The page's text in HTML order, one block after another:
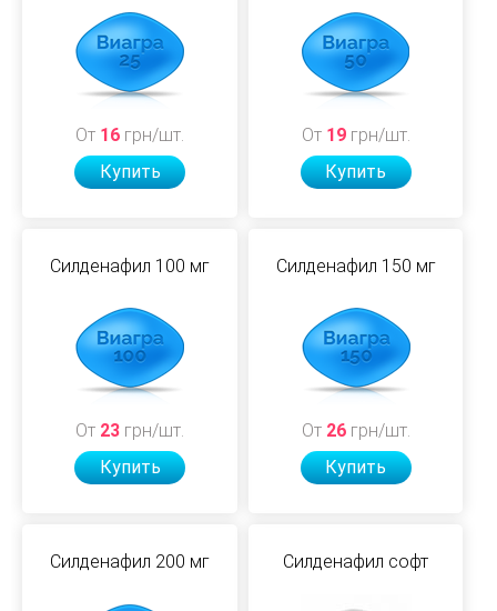
От 16 грн/шт.
Купить
От 19грн/шт.
Купить
Силденафил 100 мг
От 23 грн/шт.
Купить
Силденафил 150 мг
От 26грн/шт.
Купить
Силденафил 200 мг Силденафил софт